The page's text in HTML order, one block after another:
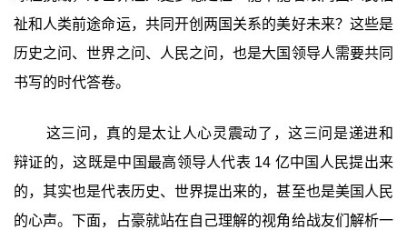
祉和人类前途命运，共同开创两国关系的美好未来？这些是
历史之问、世界之问、人民之问，也是大国领导人需要共同
书写的时代答卷。
这三问，真的是太让人心灵震动了，这三问是递进和
辩证的，这既是中国最高领导人代表 14 亿中国人民提出来
的，其实也是代表历史、世界提出来的，甚至也是美国人民
的心声。下面，占豪就站在自己理解的视角给战友们解析一